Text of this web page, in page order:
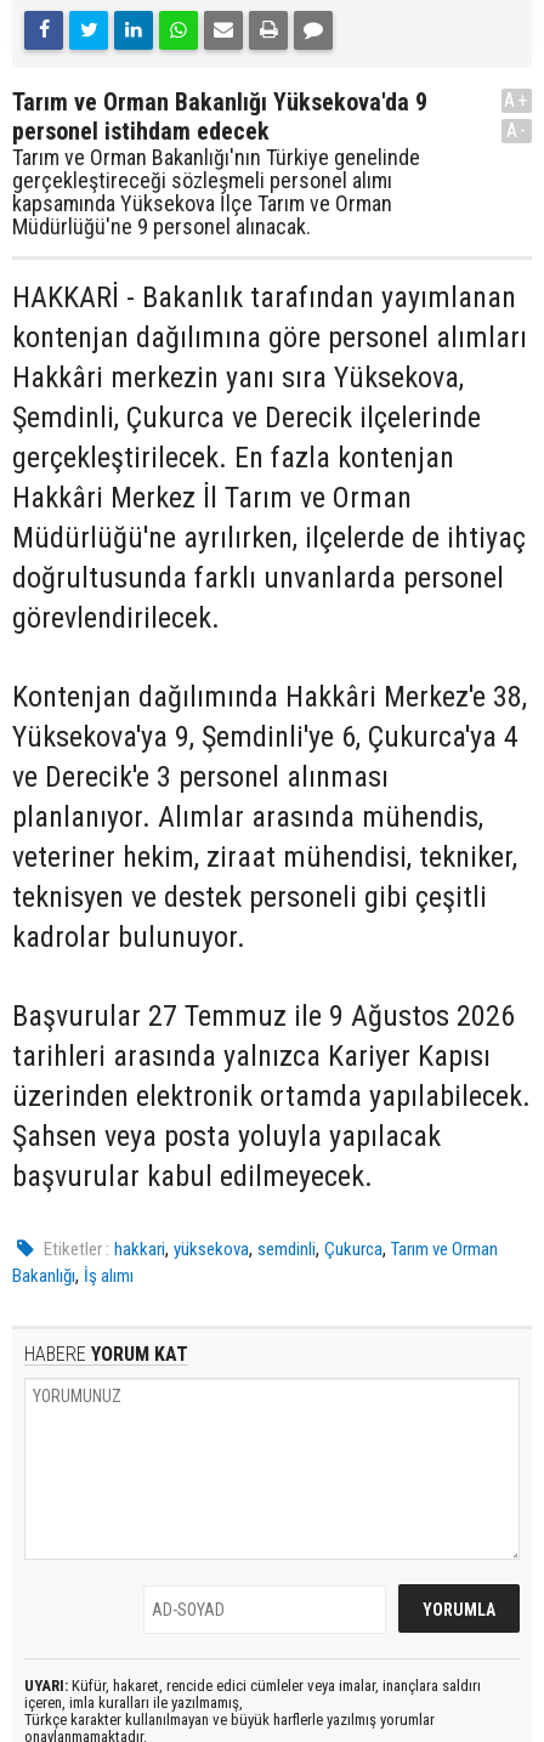
Tarım ve Orman Bakanlığı Yüksekova'da 9
personel istihdam edecek
Tarım ve Orman Bakanlığı'nın Türkiye genelinde
gerçekleştireceği sözleşmeli personel alımı
kapsamında Yüksekova İlçe Tarım ve Orman
Müdürlüğü'ne 9 personel alınacak.
A+
A-
HAKKARİ - Bakanlık tarafından yayımlanan
kontenjan dağılımına göre personel alımları
Hakkâri merkezin yanı sıra Yüksekova,
Şemdinli, Çukurca ve Derecik ilçelerinde
gerçekleştirilecek. En fazla kontenjan
Hakkâri Merkez İl Tarım ve Orman
Müdürlüğü'ne ayrılırken, ilçelerde de ihtiyaç
doğrultusunda farklı unvanlarda personel
görevlendirilecek.
Kontenjan dağılımında Hakkâri Merkez'e 38,
Yüksekova'ya 9, Şemdinli'ye 6, Çukurca'ya 4
ve Derecik'e 3 personel alınması
planlanıyor. Alımlar arasında mühendis,
veteriner hekim, ziraat mühendisi, tekniker,
teknisyen ve destek personeli gibi çeşitli
kadrolar bulunuyor.
Başvurular 27 Temmuz ile 9 Ağustos 2026
tarihleri arasında yalnızca Kariyer Kapısı
üzerinden elektronik ortamda yapılabilecek.
Şahsen veya posta yoluyla yapılacak
başvurular kabul edilmeyecek.
Etiketler : hakkari,yüksekova,semdinli,Çukurca,Tarım ve Orman
Bakanlığı, İş alımı
HABERE YORUM KAT
UYARI: Küfür, hakaret, rencide edici cümleler veya imalar, inançlara saldırı
içeren, imla kuralları ile yazılmamış,
Türkçe karakter kullanılmayan ve büyük harflerle yazılmış yorumlar
onaylanmamaktadır.